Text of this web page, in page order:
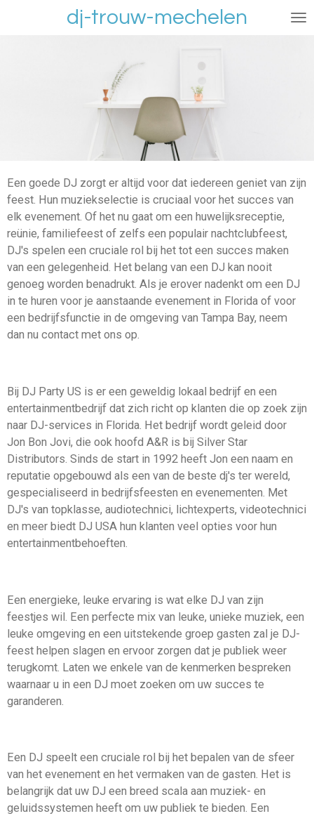
dj-trouw-mechelen
Een goede DJ zorgt er altijd voor dat iedereen geniet van zijn
feest. Hun muziekselectie is cruciaal voor het succes van
elk evenement. Of het nu gaat om een huwelijksreceptie,
reünie, familiefeest of zelfs een populair nachtclubfeest,
DJ's spelen een cruciale rol bij het tot een succes maken
van een gelegenheid. Het belang van een DJ kan nooit
genoeg worden benadrukt. Als je erover nadenkt om een DJ
in te huren voor je aanstaande evenement in Florida of voor
een bedrijfsfunctie in de omgeving van Tampa Bay, neem
dan nu contact met ons op.
Bij DJ Party US is er een geweldig lokaal bedrijf en een
entertainmentbedrijf dat zich richt op klanten die op zoek zijn
naar DJ-services in Florida. Het bedrijf wordt geleid door
Jon Bon Jovi, die ook hoofd A&R is bij Silver Star
Distributors. Sinds de start in 1992 heeft Jon een naam en
reputatie opgebouwd als een van de beste dj's ter wereld,
gespecialiseerd in bedrijfsfeesten en evenementen. Met
DJ's van topklasse, audiotechnici, lichtexperts, videotechnici
en meer biedt DJ USA hun klanten veel opties voor hun
entertainmentbehoeften.
Een energieke, leuke ervaring is wat elke DJ van zijn
feestjes wil. Een perfecte mix van leuke, unieke muziek, een
leuke omgeving en een uitstekende groep gasten zal je DJ-
feest helpen slagen en ervoor zorgen dat je publiek weer
terugkomt. Laten we enkele van de kenmerken bespreken
waarnaar u in een DJ moet zoeken om uw succes te
garanderen.
Een DJ speelt een cruciale rol bij het bepalen van de sfeer
van het evenement en het vermaken van de gasten. Het is
belangrijk dat uw DJ een breed scala aan muziek- en
geluidssystemen heeft om uw publiek te bieden. Een